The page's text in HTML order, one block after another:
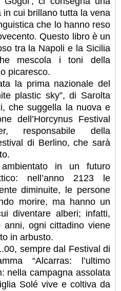
cui brillano tutta la vena
che lo hanno reso
Questo libro è un
tra la Napoli e la Sicilia
mescola i toni della
picaresco.
la prima nazionale del
plastic sky”, di Sarolta
che suggella la nuova e
dell’Horcynus Festival
responsabile della
di Berlino, che sarà
in un futuro
nell’anno 2123 le
diminuite, le persone
morire, ma hanno un
diventare alberi; infatti,
ogni cittadino viene
in arbusto.
sempre dal Festival di
“Alcarras: l’ultimo
nella campagna assolata
Solé vive e coltiva da